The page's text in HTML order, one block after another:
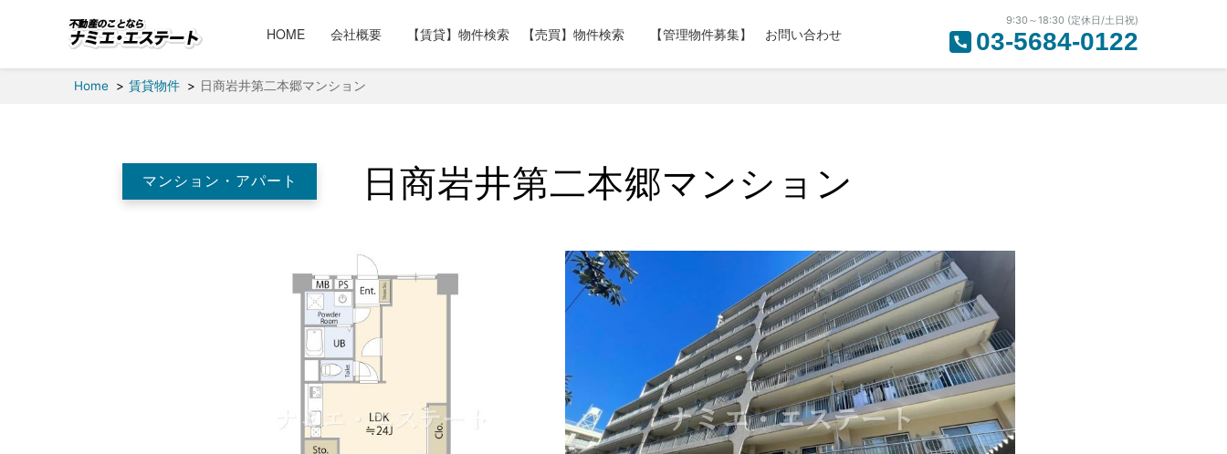
HOME 会社概要 【賃貸】物件検索 【売買】物件検索 【管理物件募集】 お問い合わせ
9:30～18:30 (定休日/土日祝)
03-5684-0122
Home 賃貸物件 日商岩井第二本郷マンション
マンション・アパート 日商岩井第二本郷マンション